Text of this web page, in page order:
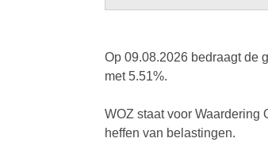
Op 09.08.2026 bedraagt de
met 5.51%.
WOZ staat voor Waardering
heffen van belastingen.